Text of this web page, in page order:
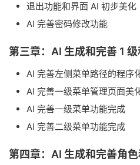
退出功能和界面 AI 初步美化
AI 完善密码修改功能
第三章：AI 生成和完善 1
AI 完善左侧菜单路径的程序
AI 完善一级菜单管理页面美
AI 完善一级菜单功能完成
AI 完善二级菜单功能完成
第四章：AI 生成和完善角